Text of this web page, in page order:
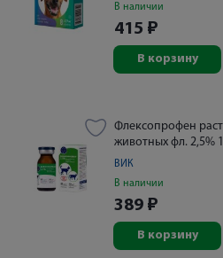
В наличии
415 ₽
В корзину
Флексопрофен
животных фл. 2,5%
ВИК
В наличии
389 ₽
В корзину